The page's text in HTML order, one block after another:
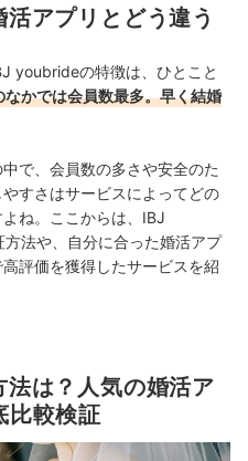
アプリとどう違う
youbrideの特徴は、ひとこと
かでは会員数最多。早く結婚
で、会員数の多さや安全のた
すさはサービスによってどの
ね。ここからは、IBJ
法や、自分に合った婚活アプ
評価を獲得したサービスを紹
は？人気の婚活ア
比較検証